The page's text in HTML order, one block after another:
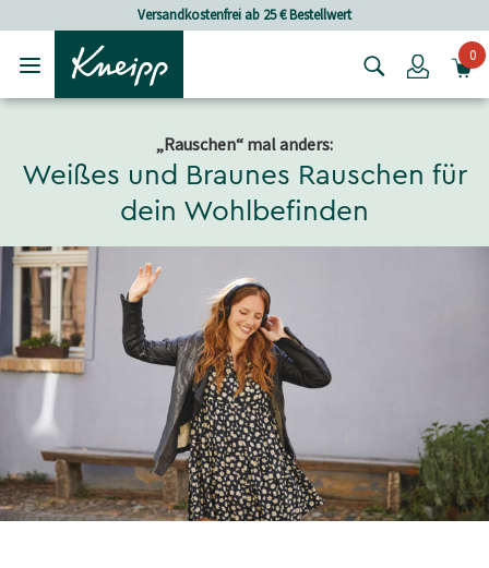
Skip to main content
Skip to footer contentVersandkostenfrei ab 25 € Bestellwert
Login0
„Rauschen“ mal anders:
Weißes und Braunes Rauschen für
dein Wohlbefinden